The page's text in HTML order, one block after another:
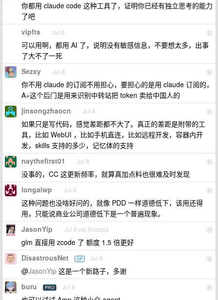
你都用 claude code 这种工具了，证明你已经有独立思考的能力
了吧
2
vipfts Jul 8
可以用啊，都用 AI 了，说明没有敏感信息，不要想太多，出事
了大不了一死
3
Sezxy Jul 8
你不用 claude 的订阅不用担心，要担心的是用 claude 订阅的，
A÷这个后门是用来识别中转站把 token 卖给中国人的
4
jinsongzhaocn Jul 8
如果只是写代码，感觉差距都不大了。真正的差距是附带的工
具，比如 WebUI ，比如手机直连，比如远程开发，容器内开
发，skills 支持的多少，记忆体的支持
5
naythefirst01 Jul 8
没事的，CC 这更新频率，就算真加点料也很难及时发现
6
longaiwp Jul 8
这种问题也没啥好问的，就像 PDD 一样道德低下，该用还得
用，只能说商业公司道德低下是一个普遍现象。
7
JasonYip Jul 8 via Android
glm 直接用 zcode 了 额度 1.5 倍更好
8
DisastrousNet OP Jul 8
@JasonYip 这是一个新路子，多谢
9
buru PRO Jul 9